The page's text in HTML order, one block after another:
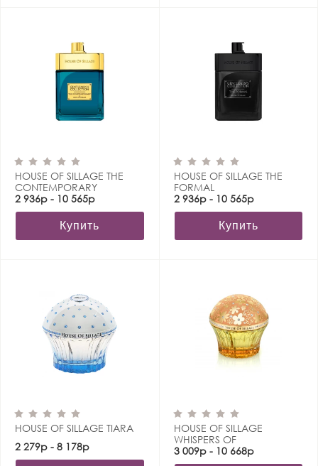
HOUSE OF SILLAGE THE
CONTEMPORARY
2 936р - 10 565р
Купить
HOUSE OF SILLAGE THE
FORMAL
2 936р - 10 565р
Купить
HOUSE OF SILLAGE TIARA
2 279р - 8 178р
HOUSE OF SILLAGE
WHISPERS OF
ENLIGHTENMENT
3 009р - 10 668р